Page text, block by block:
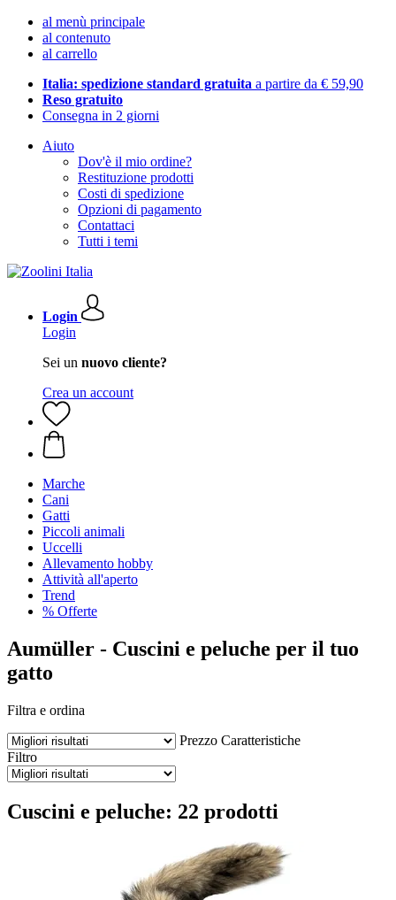
al menù principale
al contenuto
al carrello
Italia: spedizione standard gratuita a partire da € 59,90
Reso gratuito
Consegna in 2 giorni
Aiuto
Dov'è il mio ordine?
Restituzione prodotti
Costi di spedizione
Opzioni di pagamento
Contattaci
Tutti i temi
Login
Login
Sei un nuovo cliente?
Crea un account
Marche
Cani
Gatti
Piccoli animali
Uccelli
Allevamento hobby
Attività all'aperto
Trend
% Offerte
Aumüller - Cuscini e peluche per il tuo
gatto
Filtra e ordina
Prezzo Caratteristiche
Filtro
Cuscini e peluche: 22 prodotti